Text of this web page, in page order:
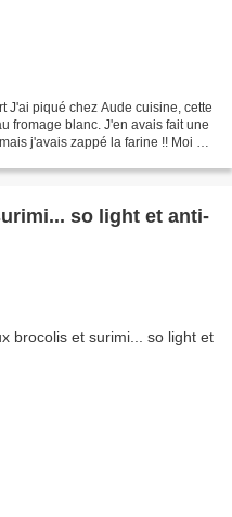
J'ai piqué chez Aude cuisine, cette
fromage blanc. J'en avais fait une
j'avais zappé la farine !! Moi et
so light et anti-